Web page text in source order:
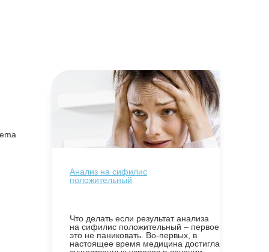
Анализ на сифилис
положительный
Что делать если результат анализа
на сифилис положительный – первое
это не паниковать. Во-первых, в
настоящее время медицина достигла